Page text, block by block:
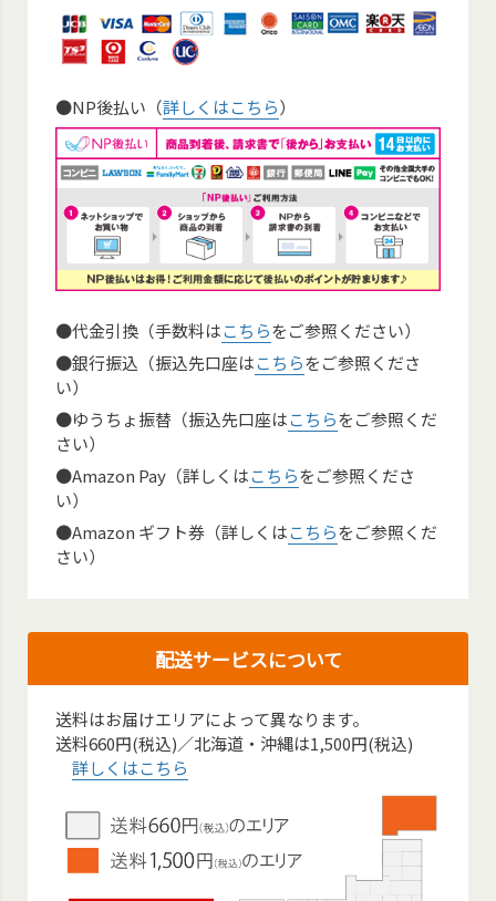
●NP後払い（詳しくはこちら）
●代金引換（手数料はこちらをご参照ください）
●銀行振込（振込先口座はこちらをご参照くださ
い）
●ゆうちょ振替（振込先口座はこちらをご参照くだ
さい）
●Amazon Pay（詳しくはこちらをご参照くださ
い）
●Amazon ギフト券（詳しくはこちらをご参照くだ
さい）
配送サービスについて
送料はお届けエリアによって異なります。
送料660円(税込)／北海道・沖縄は1,500円(税込)
詳しくはこちら